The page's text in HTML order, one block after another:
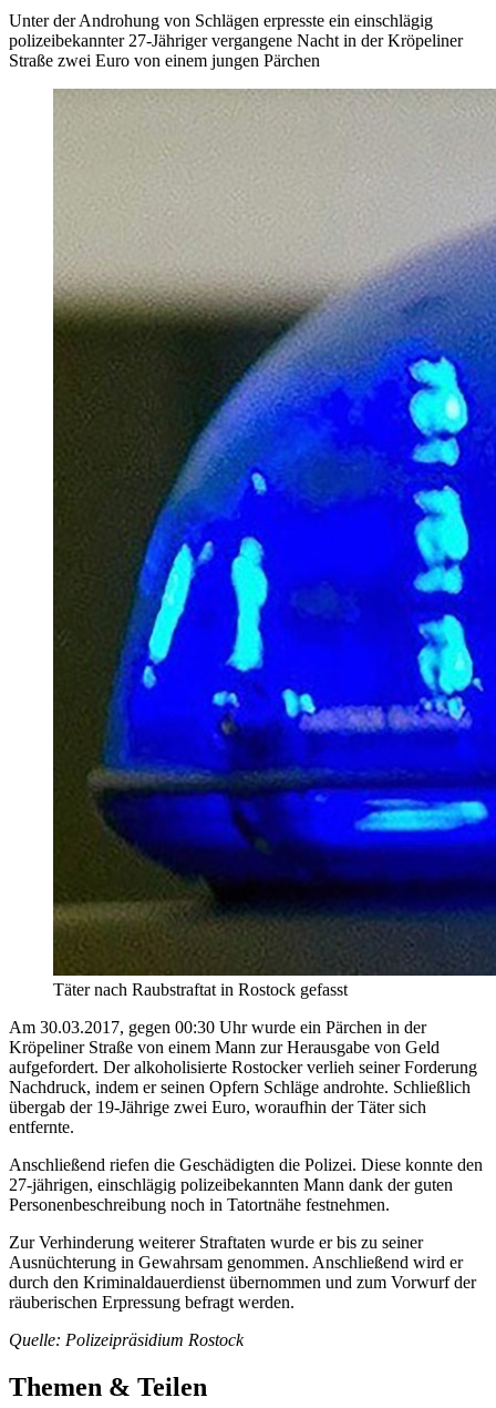
Unter der Androhung von Schlägen erpresste ein einschlägig
polizeibekannter 27-Jähriger vergangene Nacht in der Kröpeliner
Straße zwei Euro von einem jungen Pärchen
Täter nach Raubstraftat in Rostock gefasst
Am 30.03.2017, gegen 00:30 Uhr wurde ein Pärchen in der
Kröpeliner Straße von einem Mann zur Herausgabe von Geld
aufgefordert. Der alkoholisierte Rostocker verlieh seiner Forderung
Nachdruck, indem er seinen Opfern Schläge androhte. Schließlich
übergab der 19-Jährige zwei Euro, woraufhin der Täter sich
entfernte.
Anschließend riefen die Geschädigten die Polizei. Diese konnte den
27-jährigen, einschlägig polizeibekannten Mann dank der guten
Personenbeschreibung noch in Tatortnähe festnehmen.
Zur Verhinderung weiterer Straftaten wurde er bis zu seiner
Ausnüchterung in Gewahrsam genommen. Anschließend wird er
durch den Kriminaldauerdienst übernommen und zum Vorwurf der
räuberischen Erpressung befragt werden.
Quelle: Polizeipräsidium Rostock
Themen & Teilen